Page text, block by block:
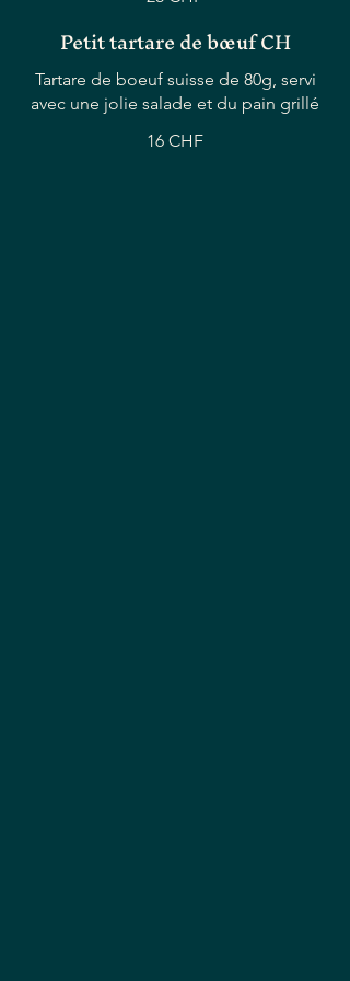
Petit tartare de bœuf CH
Tartare de boeuf suisse de 80g, servi
avec une jolie salade et du pain grillé
16 CHF